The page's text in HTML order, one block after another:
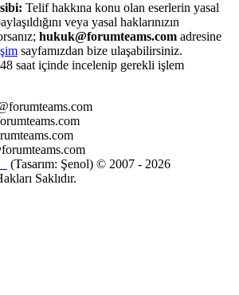
Telif hakkına konu olan eserlerin yasal
veya yasal haklarınızın
hukuk@forumteams.com adresine
sayfamızdan bize ulaşabilirsiniz.
saat içinde incelenip gerekli işlem
(Tasarım: Şenol) © 2007 - 2026
Saklıdır.